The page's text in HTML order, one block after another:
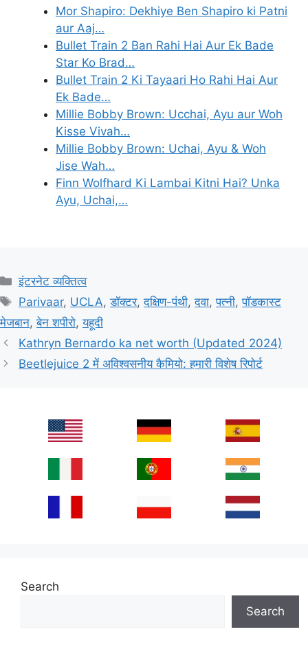
Mor Shapiro: Dekhiye Ben Shapiro ki Patni
aur Aaj…
Bullet Train 2 Ban Rahi Hai Aur Ek Bade
Star Ko Brad…
Bullet Train 2 Ki Tayaari Ho Rahi Hai Aur
Ek Bade…
Millie Bobby Brown: Ucchai, Ayu aur Woh
Kisse Vivah…
Millie Bobby Brown: Uchai, Ayu & Woh
Jise Wah…
Finn Wolfhard Ki Lambai Kitni Hai? Unka
Ayu, Uchai,…
Categories
इंटरनेट व्यक्तित्व
Tags
Parivaar, UCLA,डॉक्टर,दक्षिण-पंथी,दवा,पत्नी,पॉडकास्ट
मेजबान,बेन शपीरो,यहूदी
Kathryn Bernardo ka net worth (Updated 2024)
Beetlejuice 2 में अविश्वसनीय कैमियो: हमारी विशेष रिपोर्ट
Search
Search